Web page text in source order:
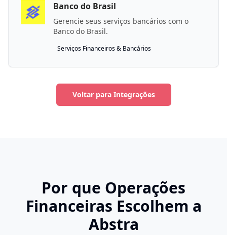
Banco do Brasil
Gerencie seus serviços bancários com o
Banco do Brasil.
Serviços Financeiros & Bancários
Voltar para Integrações
Por que Operações
Financeiras Escolhem a
Abstra